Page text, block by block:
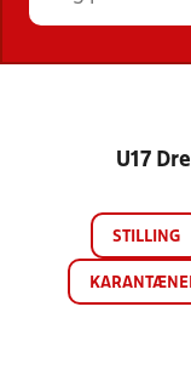
U17
STILLING